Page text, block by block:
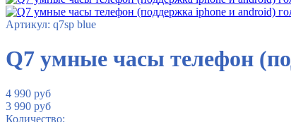
Артикул: q7sp blue
Q7 умные часы телефон
4 990 руб
3 990 руб
Количество: